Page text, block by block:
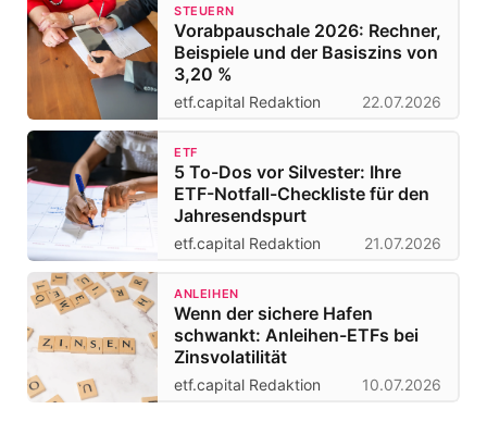
STEUERN
Vorabpauschale 2026: Rechner,
Beispiele und der Basiszins von
3,20 %
etf.capital Redaktion 22.07.2026
ETF
5 To-Dos vor Silvester: Ihre
ETF-Notfall-Checkliste für den
Jahresendspurt
etf.capital Redaktion 21.07.2026
ANLEIHEN
Wenn der sichere Hafen
schwankt: Anleihen-ETFs bei
Zinsvolatilität
etf.capital Redaktion 10.07.2026